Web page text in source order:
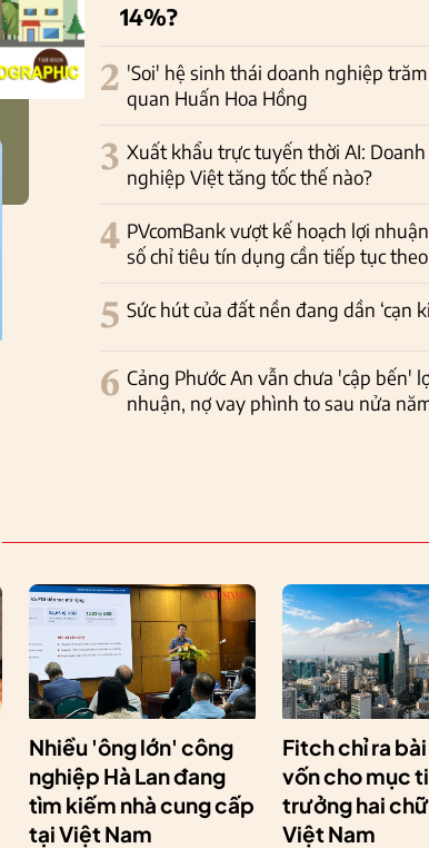
14%?
2 'Soi' hệ sinh thái doanh nghiệp
quan Huấn Hoa Hồng
3 Xuất khẩu trực tuyến thời AI: Doanh
nghiệp Việt tăng tốc thế nào?
4 PVcomBank vượt kế hoạch lợi
số chỉ tiêu tín dụng cần tiếp tục
5 Sức hút của đất nền đang dần ‘cạn
6 Cảng Phước An vẫn chưa 'cập bến'
nhuận, nợ vay phình to sau nửa
Nhiều 'ông lớn' công
nghiệp Hà Lan đang
tìm kiếm nhà cung cấp
tại Việt Nam
Fitch chỉ ra
vốn cho mục
trưởng hai
Việt Nam